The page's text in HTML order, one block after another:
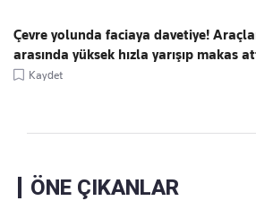
Çevre yolunda faciaya davetiye!
arasında yüksek hızla yarışıp makas
Kaydet
ÖNE ÇIKANLAR